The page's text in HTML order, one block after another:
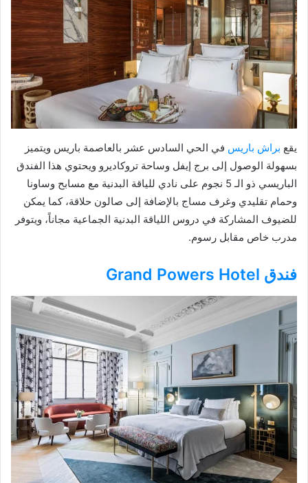
يقع براش باريس في الحي السادس عشر بالعاصمة باريس ويتميز
بسهولة الوصول إلى برج إيفل وساحة تروكاديرو ويحتوي هذا الفندق
الباريسي ذو الـ 5 نجوم على نادي للياقة البدنية مع مسابح وساونا
وحمام تقليدي وغرف مساج بالإضافة إلى صالون حلاقة، كما يمكن
للضيوف المشاركة في دروس اللياقة البدنية الجماعية مجاناً، ويتوفر
مدرب خاص مقابل رسوم.
فندق Grand Powers Hotel